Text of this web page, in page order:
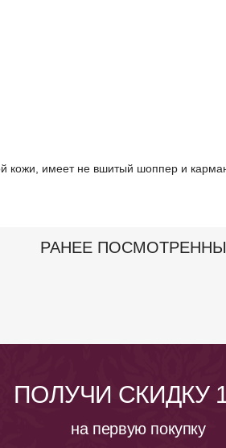
кожи, имеет не вшитый шоппер и
РАНЕЕ
ПОЛУЧИ СКИДКУ
на первую покупку